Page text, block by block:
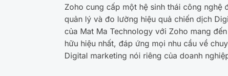
Zoho cung cấp một hệ sinh thái công nghệ
quản lý và đo lường hiệu quả chiến dịch
của Mat Ma Technology với Zoho mang
hữu hiệu nhất, đáp ứng mọi nhu cầu về
Digital marketing nói riêng của doanh